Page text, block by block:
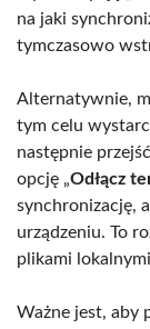
na jaki
tymczasowo
Alternatywnie,
tym celu
następnie
opcję „Odłącz
synchronizację,
urządzeniu. To
plikami
Ważne jest, aby